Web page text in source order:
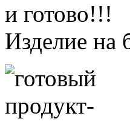
и готово!!!
Изделие на